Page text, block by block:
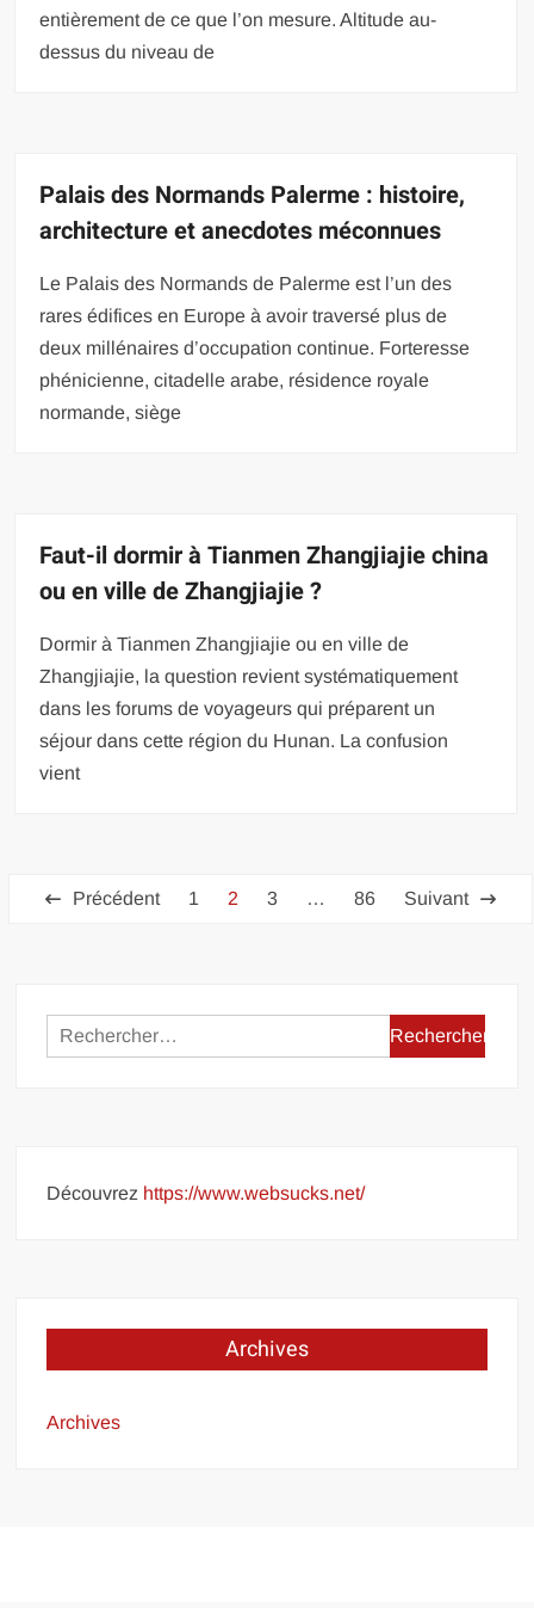
entièrement de ce que l’on mesure. Altitude au-
dessus du niveau de
Palais des Normands Palerme : histoire,
architecture et anecdotes méconnues
Le Palais des Normands de Palerme est l’un des
rares édifices en Europe à avoir traversé plus de
deux millénaires d’occupation continue. Forteresse
phénicienne, citadelle arabe, résidence royale
normande, siège
Faut-il dormir à Tianmen Zhangjiajie china
ou en ville de Zhangjiajie ?
Dormir à Tianmen Zhangjiajie ou en ville de
Zhangjiajie, la question revient systématiquement
dans les forums de voyageurs qui préparent un
séjour dans cette région du Hunan. La confusion
vient
Pagination
Précédent 1 2 3 … 86 Suivant
Rechercher :
Découvrez https://www.websucks.net/
Archives
Archives